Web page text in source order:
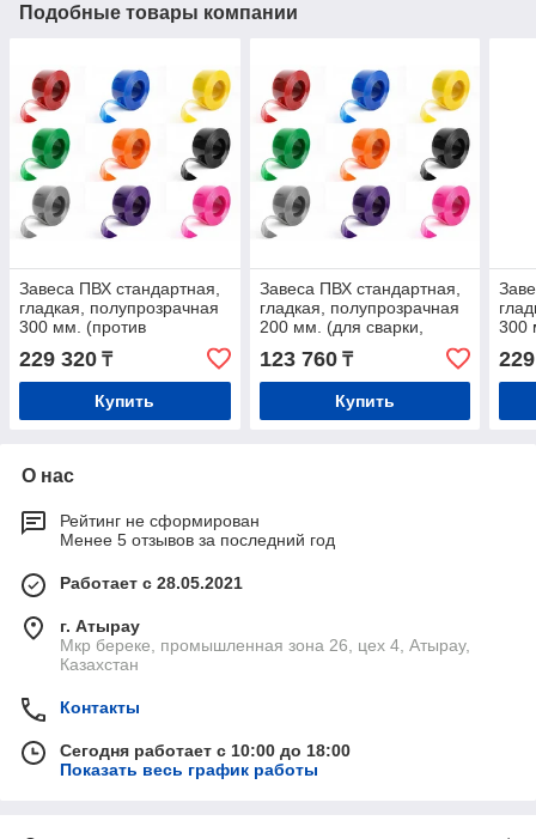
Подобные товары компании
Завеса ПВХ стандартная,
гладкая, полупрозрачная
300 мм. (против
насекомых, с запахом)
229 320 ₸
Купить
Завеса ПВХ стандартная,
гладкая, полупрозрачная
200 мм. (для сварки,
против УФ-излучения,
огнестойкая)
123 760₸
Купить
300
О нас
Рейтинг не сформирован
Менее 5 отзывов за последний год
Работает с 28.05.2021
г. Атырау
Мкр береке, промышленная зона 26, цех 4, Атырау,
Казахстан
Контакты
Сегодня работает с 10:00 до 18:00
Показать весь график работы